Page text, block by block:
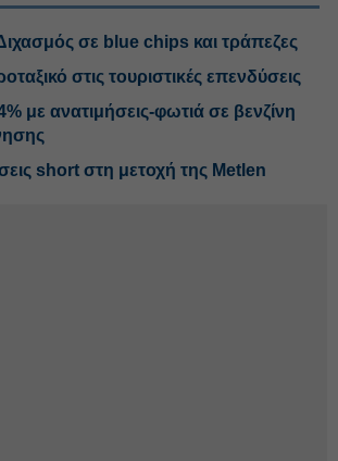
σε blue chips και τράπεζες
στις τουριστικές επενδύσεις
με ανατιμήσεις-φωτιά σε βενζίνη
short στη μετοχή της Metlen